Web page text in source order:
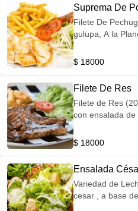
Suprema De
Filete De Pechuga De
gulupa, A la
(imagen de
$ 18000
Filete De Res
Filete de Res
con ensalada de
$ 18000
Ensalada
Variedad de
cesar , a base